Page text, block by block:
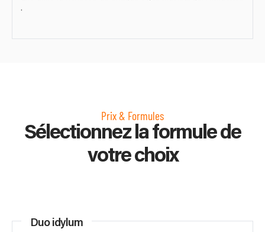
.
Prix & Formules
Sélectionnez la formule de
votre choix
Duo idylum